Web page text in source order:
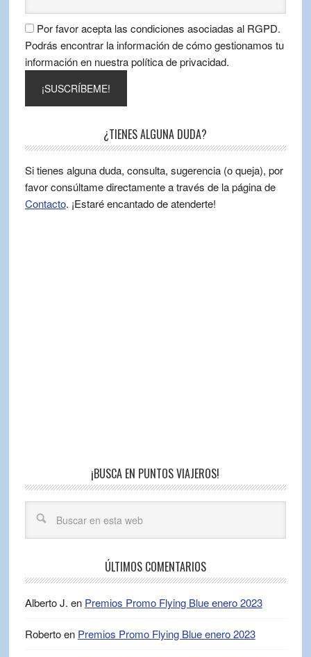
Por favor acepta las condiciones asociadas al RGPD.
Podrás encontrar la información de cómo gestionamos tu
información en nuestra política de privacidad.
¿TIENES ALGUNA DUDA?
Si tienes alguna duda, consulta, sugerencia (o queja), por
favor consúltame directamente a través de la página de
Contacto. ¡Estaré encantado de atenderte!
¡BUSCA EN PUNTOS VIAJEROS!
ÚLTIMOS COMENTARIOS
Alberto J. en Premios Promo Flying Blue enero 2023
Robertoen Premios Promo Flying Blue enero 2023